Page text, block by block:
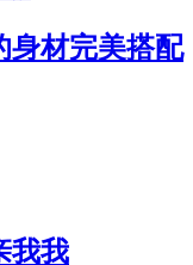
身材完美搭配
我我